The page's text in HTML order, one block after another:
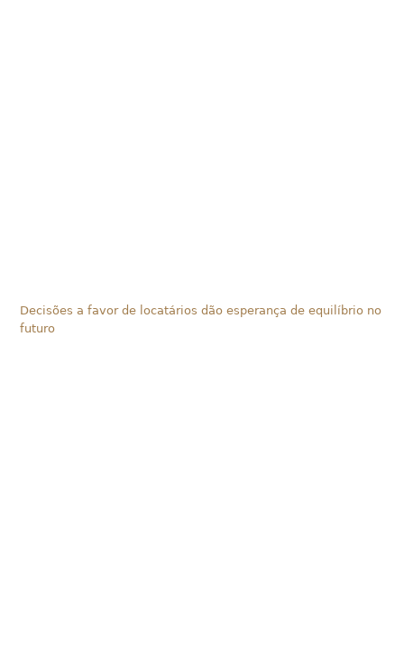
Decisões a favor de locatários dão esperança de equilíbrio no
futuro